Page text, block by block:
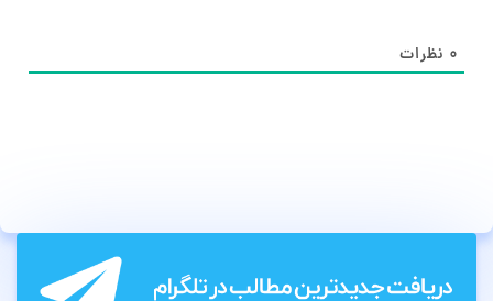
۰ نظرات